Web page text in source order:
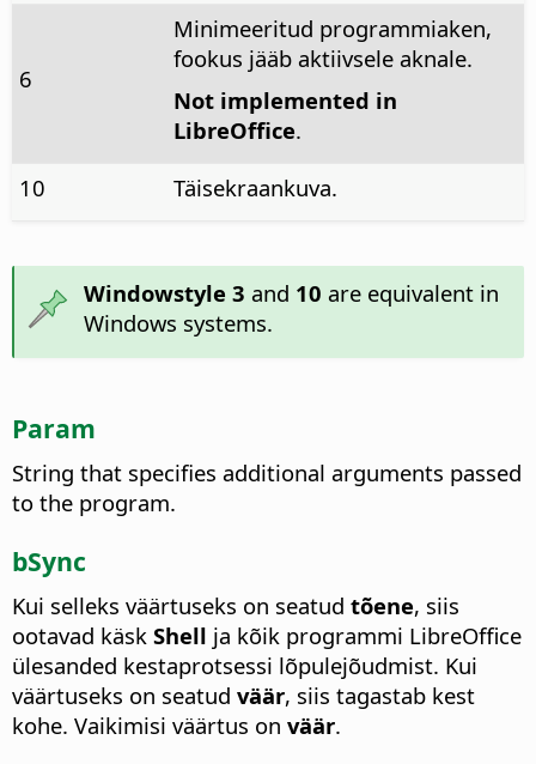
6
Minimeeritud programmiaken,
fookus jääb aktiivsele aknale.
Not implemented in
LibreOffice.
10
Täisekraankuva.
Windowstyle 3 and 10 are equivalent in
Windows systems.
Param
String that specifies additional arguments passed
to the program.
bSync
Kui selleks väärtuseks on seatud tõene, siis
ootavad käsk Shell ja kõik programmi LibreOffice
ülesanded kestaprotsessi lõpulejõudmist. Kui
väärtuseks on seatud väär, siis tagastab kest
kohe. Vaikimisi väärtus on väär.